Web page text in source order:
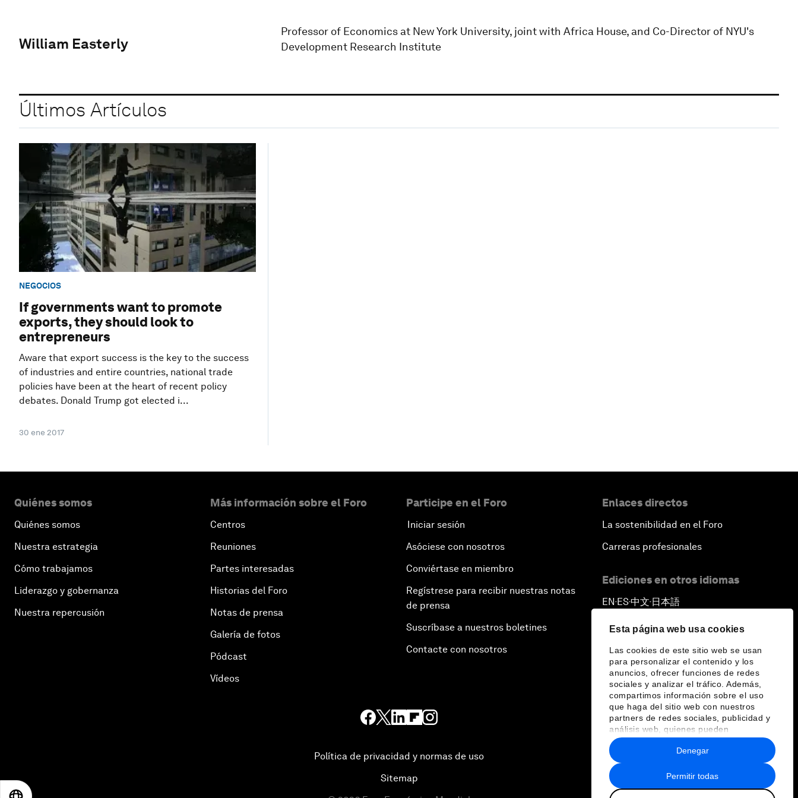
Esta página web usa cookies
Las cookies de este sitio web se usan
para personalizar el contenido y los
anuncios, ofrecer funciones de redes
sociales y analizar el tráfico. Además,
compartimos información sobre el uso
que haga del sitio web con nuestros
partners de redes sociales, publicidad y
análisis web, quienes pueden
combinarla con otra información que les
haya proporcionado o que hayan
recopilado a partir del uso que haya
hecho de sus servicios.
Permitir todas
Denegar
William Easterly
Professor of Economics at New York University, joint with Africa House, and Co-Director of NYU's
Development Research Institute
Últimos Artículos
NEGOCIOS
If governments want to promote
exports, they should look to
entrepreneurs
Aware that export success is the key to the success
of industries and entire countries, national trade
policies have been at the heart of recent policy
debates. Donald Trump got elected i...
30 ene 2017
Quiénes somos
Quiénes somos
Nuestra estrategia
Cómo trabajamos
Liderazgo y gobernanza
Nuestra repercusión
Más información sobre el Foro
Centros
Reuniones
Partes interesadas
Historias del Foro
Notas de prensa
Galería de fotos
Pódcast
Vídeos
Participe en el Foro
Iniciar sesión
Asóciese con nosotros
Conviértase en miembro
Regístrese para recibir nuestras notas
de prensa
Suscríbase a nuestros boletines
Contacte con nosotros
Enlaces directos
La sostenibilidad en el Foro
Carreras profesionales
Ediciones en otros idiomas
EN ▪ ES▪中文▪ 日本語
Política de privacidad y normas de uso
Sitemap